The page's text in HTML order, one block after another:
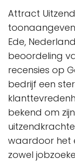
Attract
Ede,
beoordeling
recensies op
bedrijf een
bekend om
waardoor het
zowel